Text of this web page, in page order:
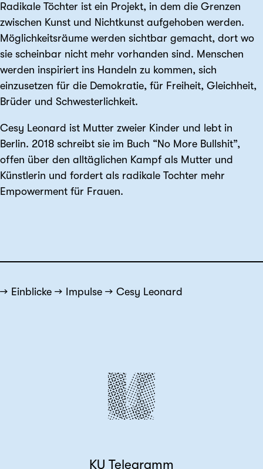
Radikale Töchter ist ein Projekt, in dem die Grenzen
zwischen Kunst und Nichtkunst aufgehoben werden.
Möglichkeitsräume werden sichtbar gemacht, dort wo
sie scheinbar nicht mehr vorhanden sind. Menschen
werden inspiriert ins Handeln zu kommen, sich
einzusetzen für die Demokratie, für Freiheit, Gleichheit,
Brüder und Schwesterlichkeit.
Cesy Leonard ist Mutter zweier Kinder und lebt in
Berlin. 2018 schreibt sie im Buch “No More Bullshit”,
offen über den alltäglichen Kampf als Mutter und
Künstlerin und fordert als radikale Tochter mehr
Empowerment für Frauen.
Einblicke Impulse Cesy Leonard